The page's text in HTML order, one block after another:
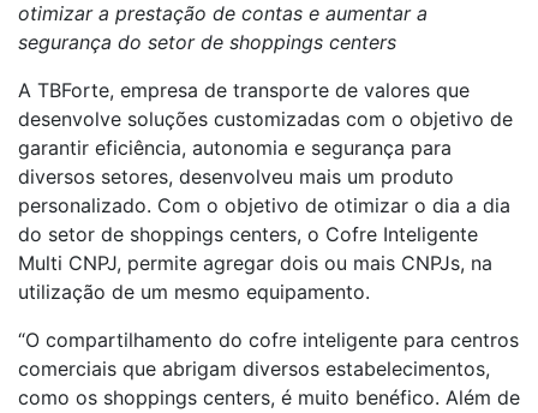
otimizar a prestação de contas e aumentar a
segurança do setor de shoppings centers
A TBForte, empresa de transporte de valores que
desenvolve soluções customizadas com o objetivo de
garantir eficiência, autonomia e segurança para
diversos setores, desenvolveu mais um produto
personalizado. Com o objetivo de otimizar o dia a dia
do setor de shoppings centers, o Cofre Inteligente
Multi CNPJ, permite agregar dois ou mais CNPJs, na
utilização de um mesmo equipamento.
“O compartilhamento do cofre inteligente para centros
comerciais que abrigam diversos estabelecimentos,
como os shoppings centers, é muito benéfico. Além de